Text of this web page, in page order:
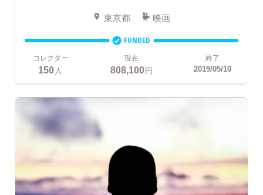
東京都 映画
FUNDED
コレクター
150 人
現在
808,100円
終了
2019/05/10